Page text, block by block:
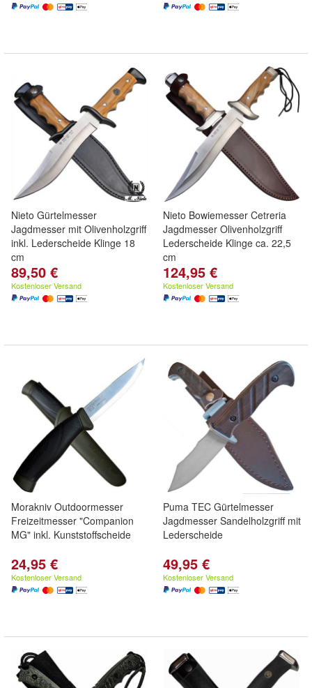
Nieto Gürtelmesser
Jagdmesser mit Olivenholzgriff
inkl. Lederscheide Klinge 18
cm
89,50 €
Kostenloser Versand
Nieto Bowiemesser Cetreria
Jagdmesser Olivenholzgriff
Lederscheide Klinge ca. 22,5
cm
124,95 €
Kostenloser Versand
Morakniv Outdoormesser
Freizeitmesser "Companion
MG" inkl. Kunststoffscheide
24,95 €
Kostenloser Versand
Puma TEC Gürtelmesser
Jagdmesser Sandelholzgriff mit
Lederscheide
49,95 €
Kostenloser Versand